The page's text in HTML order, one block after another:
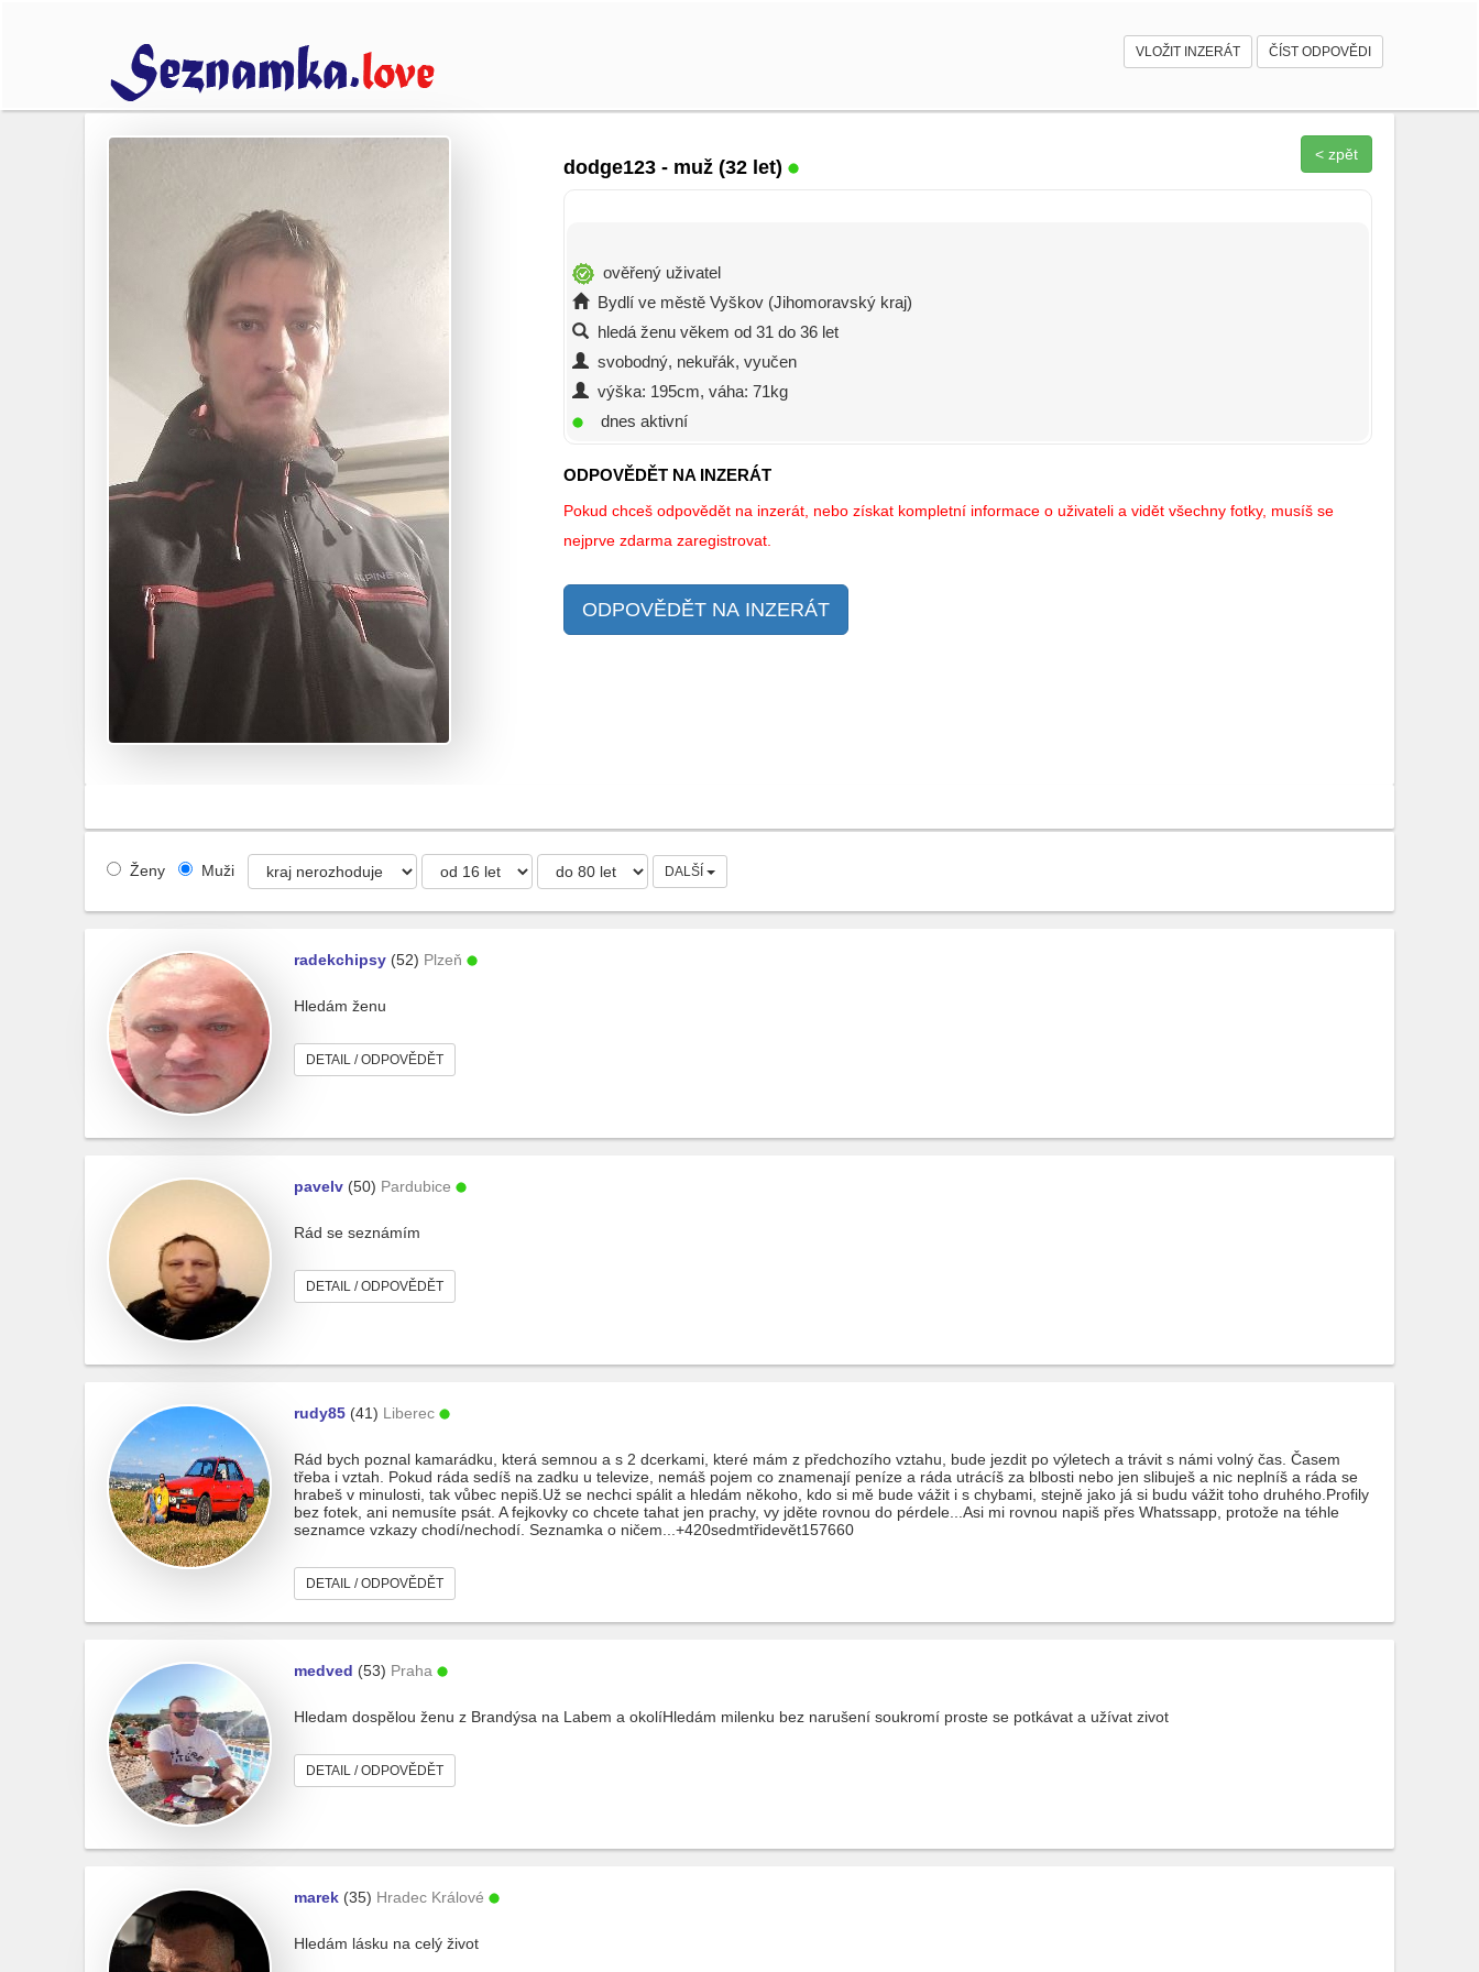
VLOŽIT INZERÁT ČÍST ODPOVĚDI
dodge123 - muž (32 let)
< zpět
ověřený uživatel
Bydlí ve městě Vyškov (Jihomoravský kraj)
hledá ženu věkem od 31 do 36 let
svobodný, nekuřák, vyučen
výška: 195cm, váha: 71kg
dnes aktivní
ODPOVĚDĚT NA INZERÁT
Pokud chceš odpovědět na inzerát, nebo získat kompletní informace o uživateli a vidět všechny fotky, musíš se
nejprve zdarma zaregistrovat.
ODPOVĚDĚT NA INZERÁT
Ženy Muži DALŠÍ
radekchipsy (52) Plzeň
Hledám ženu
DETAIL / ODPOVĚDĚT
pavelv (50) Pardubice
Rád se seznámím
DETAIL / ODPOVĚDĚT
rudy85 (41) Liberec
Rád bych poznal kamarádku, která semnou a s 2 dcerkami, které mám z předchozího vztahu, bude jezdit po výletech a trávit s námi volný čas. Časem
třeba i vztah. Pokud ráda sedíš na zadku u televize, nemáš pojem co znamenají peníze a ráda utrácíš za blbosti nebo jen slibuješ a nic neplníš a ráda se
hrabeš v minulosti, tak vůbec nepiš.Už se nechci spálit a hledám někoho, kdo si mě bude vážit i s chybami, stejně jako já si budu vážit toho druhého.Profily
bez fotek, ani nemusíte psát. A fejkovky co chcete tahat jen prachy, vy jděte rovnou do pérdele...Asi mi rovnou napiš přes Whatssapp, protože na téhle
seznamce vzkazy chodí/nechodí. Seznamka o ničem...+420sedmtřidevět157660
DETAIL / ODPOVĚDĚT
medved (53) Praha
Hledam dospělou ženu z Brandýsa na Labem a okolíHledám milenku bez narušení soukromí proste se potkávat a užívat zivot
DETAIL / ODPOVĚDĚT
marek (35) Hradec Králové
Hledám lásku na celý život